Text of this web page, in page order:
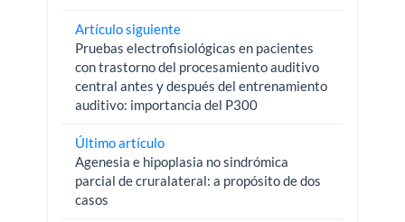
Artículo siguiente
Pruebas electrofisiológicas en pacientes
con trastorno del procesamiento auditivo
central antes y después del entrenamiento
auditivo: importancia del P300
Último artículo
Agenesia e hipoplasia no sindrómica
parcial de cruralateral: a propósito de dos
casos